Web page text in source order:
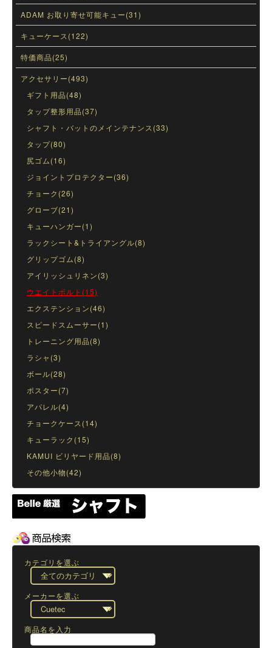
ADAM お取り寄せ可能キュー(31)
キューケース(122)
特価商品(25)
アクセサリー(493)
ギフト用品(48)
タップ整形用品(37)
シャフト・バットのメインテナンス(33)
タップ(80)
尻ゴム(16)
ジョイントプロテクター(36)
チョーク(26)
グローブ(21)
キューハンガー(1)
ラックシート&トライアングル(8)
グリップゴム(8)
アイリッシュリネン(3)
ウエイトボルト(15)
エクステンション(46)
スピードスムーサー(1)
トレーニング用品(8)
ラシャ(3)
ボール(28)
ポスター(7)
アパレル(4)
チョークケース(14)
キューラック(15)
KAMUI ビリヤード用品(8)
その他小物(42)
カテゴリを選ぶ
メーカーを選ぶ
商品名を入力